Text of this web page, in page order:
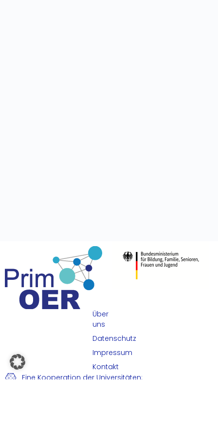
Über
uns
Datenschutz
Impressum
Kontakt
Eine Kooperation der Universitäten: